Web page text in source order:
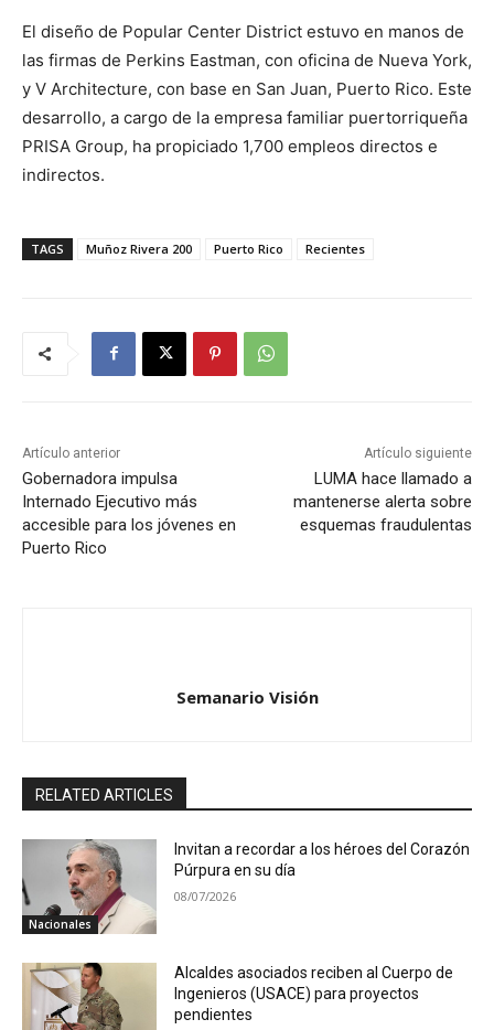
El diseño de Popular Center District estuvo en manos de
las firmas de Perkins Eastman, con oficina de Nueva York,
y V Architecture, con base en San Juan, Puerto Rico. Este
desarrollo, a cargo de la empresa familiar puertorriqueña
PRISA Group, ha propiciado 1,700 empleos directos e
indirectos.
TAGS Muñoz Rivera 200 Puerto Rico Recientes
Artículo anterior
Gobernadora impulsa
Internado Ejecutivo más
accesible para los jóvenes en
Puerto Rico
Artículo siguiente
LUMA hace llamado a
mantenerse alerta sobre
esquemas fraudulentas
Semanario Visión
RELATED ARTICLES
Nacionales
Invitan a recordar a los héroes del Corazón
Púrpura en su día
08/07/2026
Alcaldes asociados reciben al Cuerpo de
Ingenieros (USACE) para proyectos
pendientes